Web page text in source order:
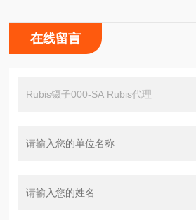
在线留言